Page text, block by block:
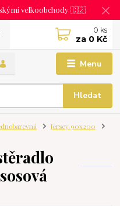
velkoobchody 🇨🇿
Menu
Hledat
0 ks
za 0 Kč
Jersey 90x200